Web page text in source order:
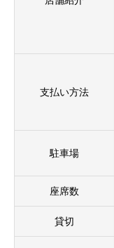
支払い方法
駐車場
座席数
貸切